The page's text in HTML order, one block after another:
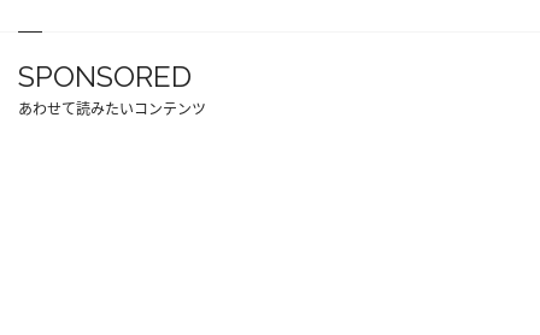
SPONSORED
あわせて読みたいコンテンツ